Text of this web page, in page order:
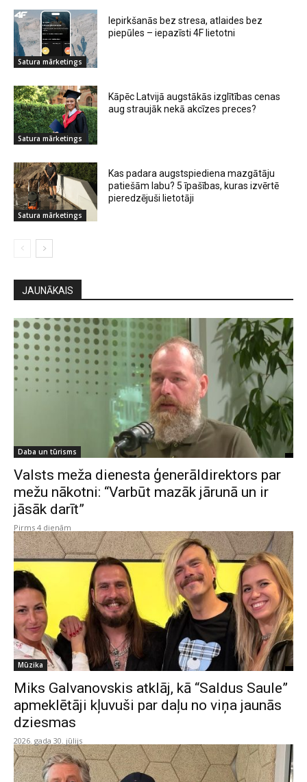
Satura mārketings
Iepirkšanās bez stresa, atlaides bez
piepūles – iepazīsti 4F lietotni
Satura mārketings
Kāpēc Latvijā augstākās izglītības cenas
aug straujāk nekā akcīzes preces?
Satura mārketings
Kas padara augstspiediena mazgātāju
patiešām labu? 5 īpašības, kuras izvērtē
pieredzējuši lietotāji
JAUNĀKAIS
Daba un tūrisms
Valsts meža dienesta ģenerāldirektors par
mežu nākotni: “Varbūt mazāk jārunā un ir
jāsāk darīt”
Pirms 4 dienām
Mūzika
Miks Galvanovskis atklāj, kā “Saldus Saule”
apmeklētāji kļuvuši par daļu no viņa jaunās
dziesmas
2026. gada 30. jūlijs